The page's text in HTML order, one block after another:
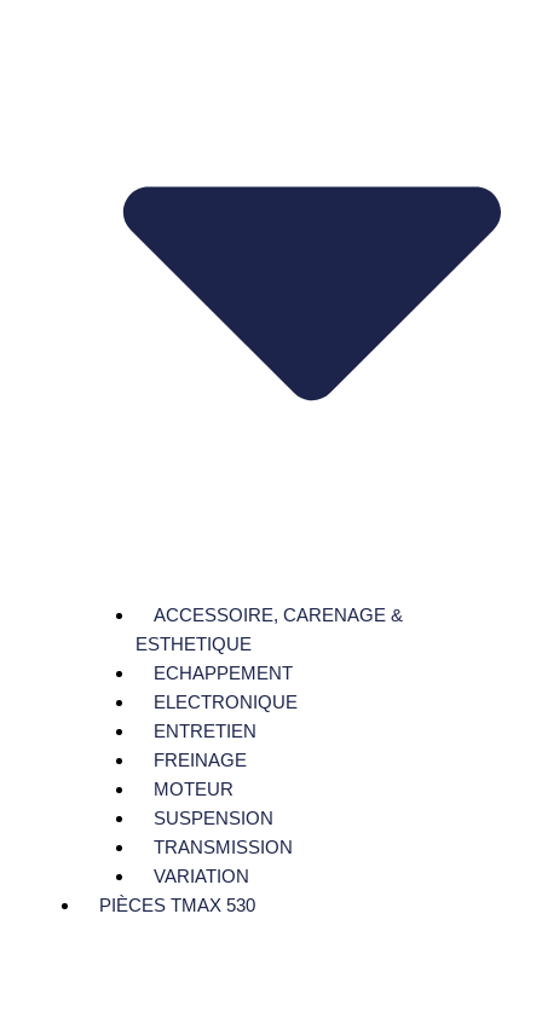
ACCESSOIRE, CARENAGE &
ESTHETIQUE
ECHAPPEMENT
ELECTRONIQUE
ENTRETIEN
FREINAGE
MOTEUR
SUSPENSION
TRANSMISSION
VARIATION
PIÈCES TMAX 530